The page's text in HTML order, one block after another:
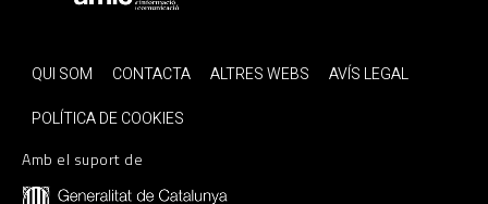
QUI SOM CONTACTA ALTRES WEBS
AVÍS LEGAL
POLÍTICA DE COOKIES
Amb el suport de